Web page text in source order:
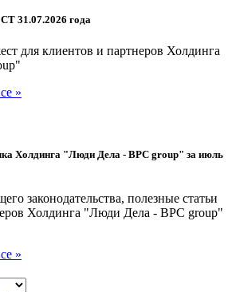
31.07.2026 года
для клиентов и партнеров Холдинга
»
Холдинга "Люди Дела - BPC group" за июль
законодательства, полезные статьи
Холдинга "Люди Дела - BPC group"
»